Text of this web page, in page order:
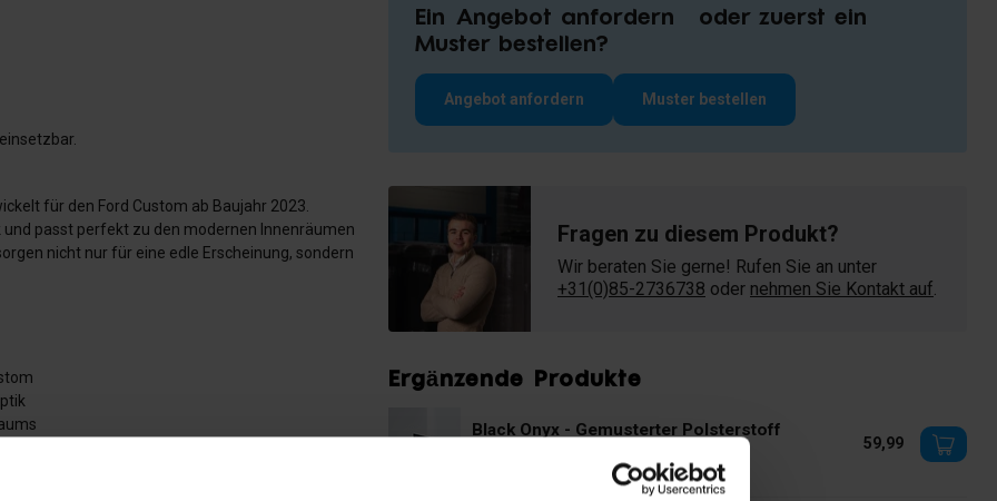
für den Ford Custom ab Baujahr 2023.
passt perfekt zu den modernen Innenräumen
nicht nur für eine edle Erscheinung, sondern
legen
Ein Angebot anfordern oder zuerst ein
Muster bestellen?
Angebot anfordern Muster bestellen
Fragen zu diesem Produkt?
Wir beraten Sie gerne! Rufen Sie an unter
+31(0)85-2736738 oder nehmen Sie Kontakt auf.
Ergänzende Produkte
Black Onyx - Gemusterter Polsterstoff
59,99